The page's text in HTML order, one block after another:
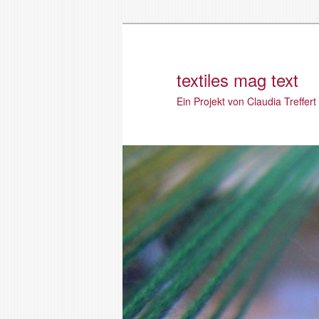
textiles mag text
Ein Projekt von Claudia Treffert